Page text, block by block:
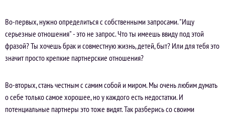
Во-первых, нужно определиться с собственными запросами. "Ищу
серьезные отношения" - это не запрос. Что ты имеешь ввиду под этой
фразой? Ты хочешь брак и совместную жизнь, детей, быт? Или для тебя это
значит просто крепкие партнерские отношения?
Во-вторых, стань честным с самим собой и миром. Мы очень любим думать
о себе только самое хорошее, но у каждого есть недостатки. И
потенциальные партнеры это тоже видят. Так разберись со своими